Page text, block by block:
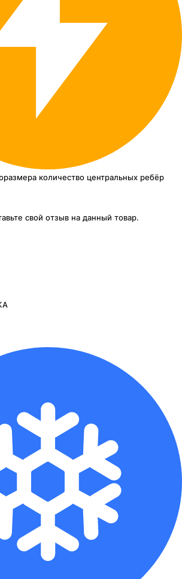
количество центральных ребёр
свой отзыв на данный товар.